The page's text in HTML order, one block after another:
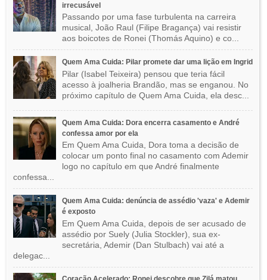
irrecusável
Passando por uma fase turbulenta na carreira
musical, João Raul (Filipe Bragança) vai resistir
aos boicotes de Ronei (Thomás Aquino) e co...
Quem Ama Cuida: Pilar promete dar uma lição em Ingrid
Pilar (Isabel Teixeira) pensou que teria fácil
acesso à joalheria Brandão, mas se enganou. No
próximo capítulo de Quem Ama Cuida, ela desc...
Quem Ama Cuida: Dora encerra casamento e André
confessa amor por ela
Em Quem Ama Cuida, Dora toma a decisão de
colocar um ponto final no casamento com Ademir
logo no capítulo em que André finalmente
confessa...
Quem Ama Cuida: denúncia de assédio 'vaza' e Ademir
é exposto
Em Quem Ama Cuida, depois de ser acusado de
assédio por Suely (Julia Stockler), sua ex-
secretária, Ademir (Dan Stulbach) vai até a
delegac...